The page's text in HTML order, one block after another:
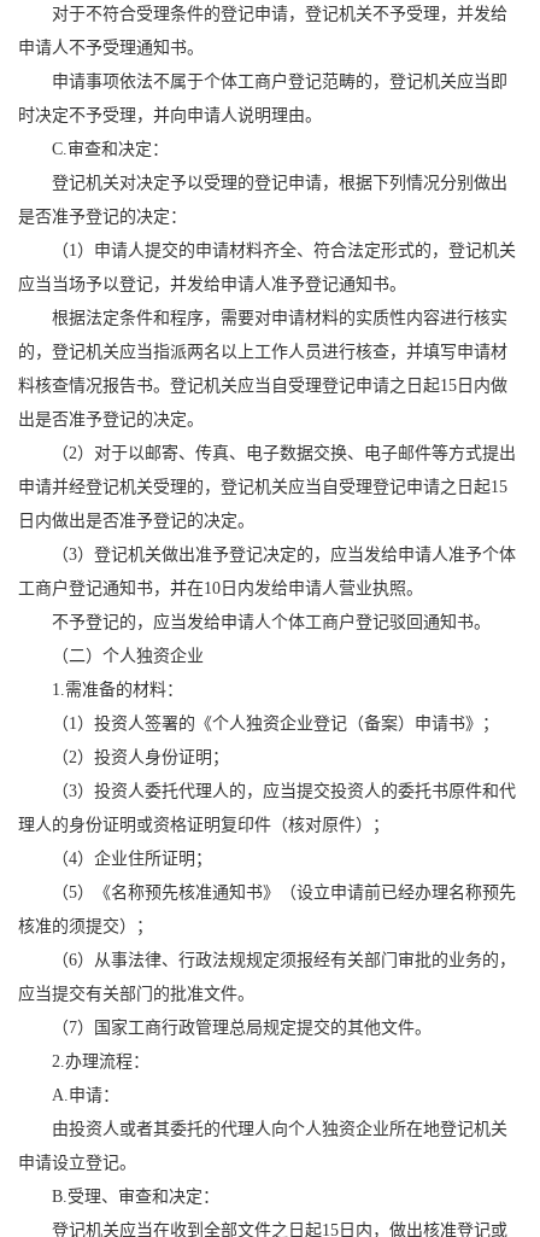
对于不符合受理条件的登记申请，登记机关不予受理，并发给
申请人不予受理通知书。
申请事项依法不属于个体工商户登记范畴的，登记机关应当即
时决定不予受理，并向申请人说明理由。
C.审查和决定：
登记机关对决定予以受理的登记申请，根据下列情况分别做出
是否准予登记的决定：
（1）申请人提交的申请材料齐全、符合法定形式的，登记机关
应当当场予以登记，并发给申请人准予登记通知书。
根据法定条件和程序，需要对申请材料的实质性内容进行核实
的，登记机关应当指派两名以上工作人员进行核查，并填写申请材
料核查情况报告书。登记机关应当自受理登记申请之日起15日内做
出是否准予登记的决定。
（2）对于以邮寄、传真、电子数据交换、电子邮件等方式提出
申请并经登记机关受理的，登记机关应当自受理登记申请之日起15
日内做出是否准予登记的决定。
（3）登记机关做出准予登记决定的，应当发给申请人准予个体
工商户登记通知书，并在10日内发给申请人营业执照。
不予登记的，应当发给申请人个体工商户登记驳回通知书。
（二）个人独资企业
1.需准备的材料：
（1）投资人签署的《个人独资企业登记（备案）申请书》；
（2）投资人身份证明；
（3）投资人委托代理人的，应当提交投资人的委托书原件和代
理人的身份证明或资格证明复印件（核对原件）；
（4）企业住所证明；
（5）《名称预先核准通知书》（设立申请前已经办理名称预先
核准的须提交）；
（6）从事法律、行政法规规定须报经有关部门审批的业务的，
应当提交有关部门的批准文件。
（7）国家工商行政管理总局规定提交的其他文件。
2.办理流程：
A.申请：
由投资人或者其委托的代理人向个人独资企业所在地登记机关
申请设立登记。
B.受理、审查和决定：
登记机关应当在收到全部文件之日起15日内，做出核准登记或